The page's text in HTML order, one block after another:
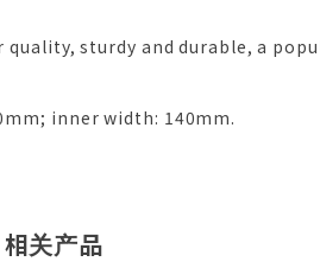
sturdy and durable, a
inner width: 140mm.
相关产品